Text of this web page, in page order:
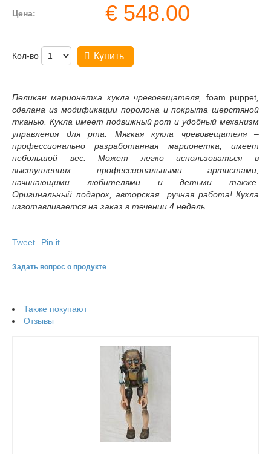
Цена: € 548.00
Кол-во Купить
Пеликан марионетка кукла чревовещателя foam puppet
сделана из модификации поролона и покрыта шерстяной
тканью. Кукла имеет подвижный рот и удобный механизм
управления для рта. Мягкая кукла чревовещателя–
профессионально разработанная марионетка, имеет
небольшой вес. Может легко использоваться в
выступлениях профессиональными артистами,
начинающими любителями и детьми также.
Оригинальный подарок, авторская ручная работа! Кукла
изготавливается на заказ в течении 4 недель.
Tweet Pin it
Задать вопрос о продукте
Также покупают
Отзывы